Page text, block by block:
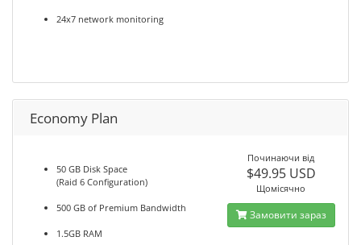
24x7 network monitoring
Economy Plan
50 GB Disk Space
(Raid 6 Configuration)
500 GB of Premium Bandwidth
1.5GB RAM
Починаючи від
$49.95 USD
Щомісячно
Замовити зараз